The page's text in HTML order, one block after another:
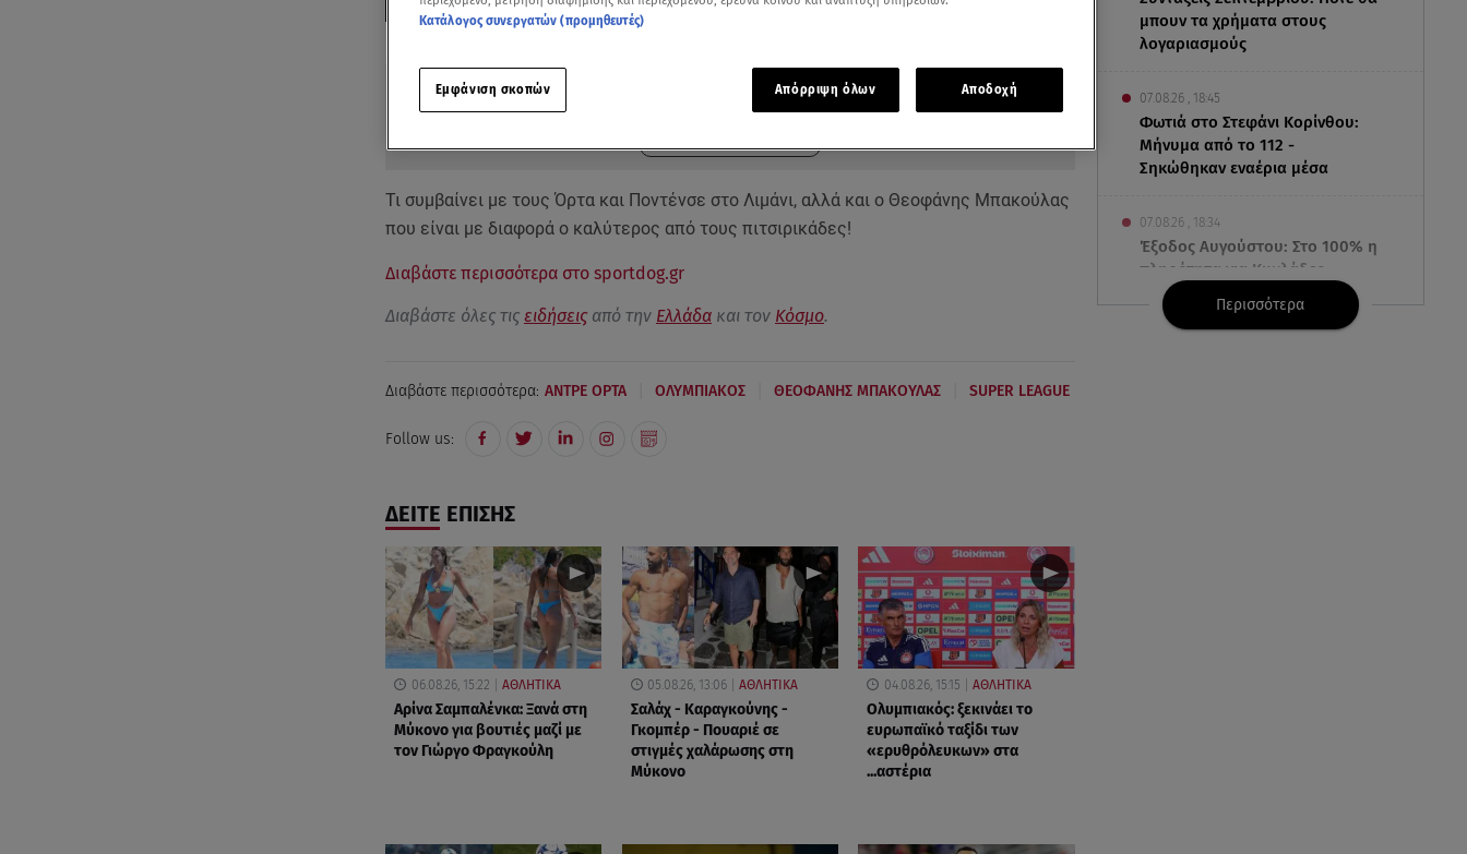
μπουν τα χρήματα στους
λογαριασμούς
07.08.26 , 18:45
Φωτιά στο Στεφάνι Κορίνθου:
Μήνυμα από το 112 -
Σηκώθηκαν εναέρια μέσα
07.08.26 , 18:34
Έξοδος Αυγούστου: Στο 100% η
πληρότητα για Κυκλάδες
07.08.26 , 17:44
Περισσότερα
Δείτε περισσότερα άρθρα μας στην αναζήτηση σας
Δείτε περισσότερα άρθρα μας στα αποτελέσματα αναζήτησης
Τι συμβαίνει με τους Όρτα και Ποντένσε στο Λιμάνι, αλλά και ο Θεοφάνης Μπακούλας
που είναι με διαφορά ο καλύτερος από τους πιτσιρικάδες!
Διαβάστε περισσότερα στο sportdog.gr
Διαβάστε όλες τις ειδήσειςαπό την Ελλάδακαι τον Κόσμο.
Διαβάστε περισσότερα: ΑΝΤΡΕ ΟΡΤΑ ΟΛΥΜΠΙΑΚΟΣ ΘΕΟΦΑΝΗΣ ΜΠΑΚΟΥΛΑΣ SUPER LEAGUE
Follow us:
ΔΕΙΤΕ ΕΠΙΣΗΣ
06.08.26, 15:22 ΑΘΛΗΤΙΚΑ
Αρίνα Σαμπαλένκα: Ξανά στη
Μύκονο για βουτιές μαζί με
τον Γιώργο Φραγκούλη
05.08.26, 13:06 ΑΘΛΗΤΙΚΑ
Σαλάχ - Καραγκούνης -
Γκομπέρ - Πουαριέ σε
στιγμές χαλάρωσης στη
Μύκονο
04.08.26, 15:15 ΑΘΛΗΤΙΚΑ
Ολυμπιακός: ξεκινάει το
ευρωπαϊκό ταξίδι των
«ερυθρόλευκων» στα
...αστέρια
Κατάλογος συνεργατών (προμηθευτές)
Εμφάνιση σκοπών Απόρριψη όλων Αποδοχή